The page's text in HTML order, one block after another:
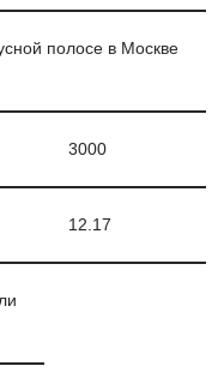
полосе в Москве
3000
12.17